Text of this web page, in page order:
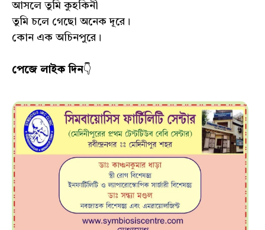
আসলে তুমি কুহকিনী
তুমি চলে গেছো অনেক দূরে।
কোন এক অচিনপুরে।
পেজে লাইক দিন👇